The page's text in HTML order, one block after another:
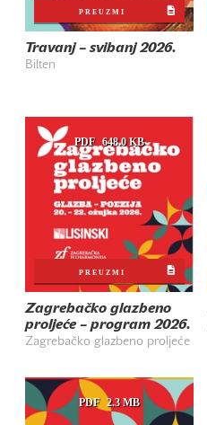
PREUZMI
Travanj – svibanj 2026.
Bilten
PDF 648.0 KB
PREUZMI
Zagrebačko glazbeno
proljeće – program 2026.
Zagrebačko glazbeno proljeće
PDF 2.3 MB